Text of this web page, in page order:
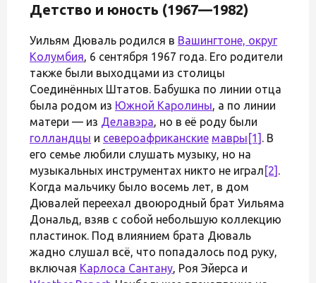
Детство и юность (1967—1982)
Уильям Дюваль родился в Вашингтоне, округ
Колумбия, 6 сентября 1967 года. Его родители
также были выходцами из столицы
Соединённых Штатов. Бабушка по линии отца
была родом из Южной Каролины, а по линии
матери — из Делавэра, но в её роду были
голландцы и североафриканские мавры [1] . В
его семье любили слушать музыку, но на
музыкальных инструментах никто не играл [2] .
Когда мальчику было восемь лет, в дом
Дювалей переехал двоюродный брат Уильяма
Дональд, взяв с собой небольшую коллекцию
пластинок. Под влиянием брата Дюваль
жадно слушал всё, что попадалось под руку,
включая Карлоса Сантану, Роя Эйерса и